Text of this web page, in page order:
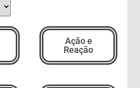
Ação e
Reação